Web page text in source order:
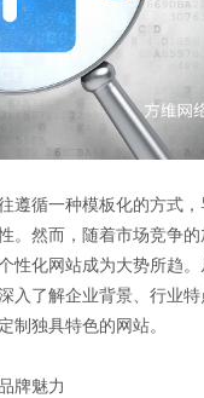
遵循一种模板化的方式，
。然而，随着市场竞争
性化网站成为大势所趋
入了解企业背景、行业
制独具特色的网站。
牌魅力